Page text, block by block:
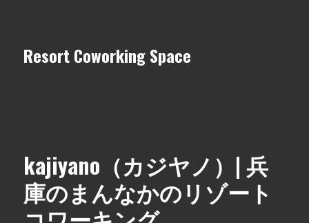
Resort Coworking Space
kajiyano（カジヤノ）| 兵
庫のまんなかのリゾート